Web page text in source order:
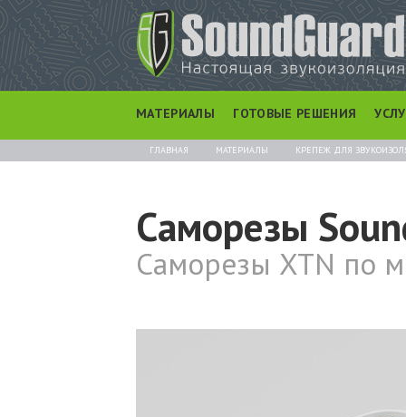
МАТЕРИАЛЫ ГОТОВЫЕ РЕШЕНИЯ
ГЛАВНАЯ МАТЕРИАЛЫ КРЕПЕЖ ДЛЯ
Саморезы
Саморезы XTN по